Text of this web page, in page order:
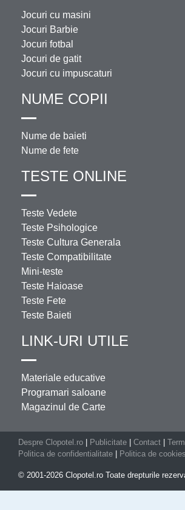
Jocuri cu masini
Jocuri Barbie
Jocuri fotbal
Jocuri de gatit
Jocuri cu impuscaturi
NUME COPII
Nume de baieti
Nume de fete
TESTE ONLINE
Teste Vedete
Teste Psihologice
Teste Cultura Generala
Teste Compatibilitate
Mini-teste
Teste Haioase
Teste Fete
Teste Baieti
LINK-URI UTILE
Materiale educative
Programari saloane
Magazinul de Carte
Despre Clopotel.ro Publicitate Contact
Politica de confidentialitate
Politica de cookies
© 2001-2026 Clopotel.ro Toate drepturile